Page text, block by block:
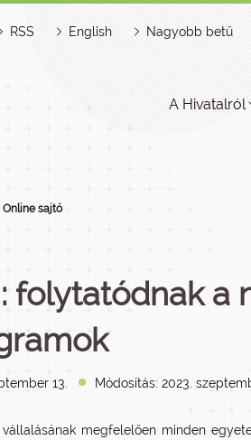
RSS English Nagyobb betű
A Hivatalról
Online sajtó
folytatódnak a
13. Módosítás: 2023.
megfelelően minden